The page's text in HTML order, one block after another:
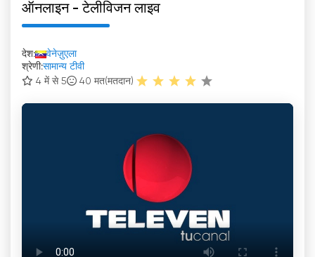
ऑनलाइन - टेलीविजन लाइव
देश:
वेनेज़ुएला
श्रेणी:सामान्य टीवी
4 में से 5
40 मत(मतदान)